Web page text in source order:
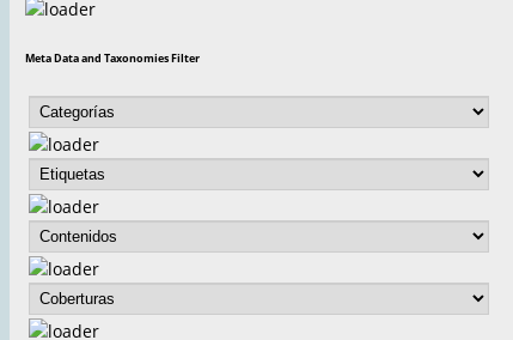
Meta Data and Taxonomies Filter